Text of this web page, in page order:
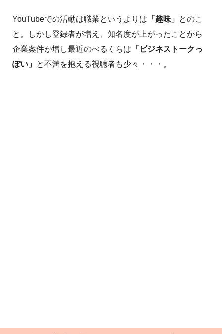
YouTubeでの活動は職業というよりは 「趣味」 とのこ
と。しかし登録者が増え、知名度が上がったことから
企業案件が増し最近のべるくらは 「ビジネストークっ
ぽい」 と不満を抱える視聴者も少々・・・。